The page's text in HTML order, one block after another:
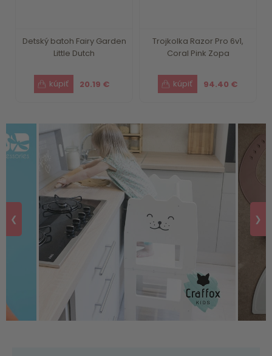
Detský batoh Fairy Garden
Little Dutch
20.19 €
Trojkolka Razor Pro 6v1,
Coral Pink Zopa
94.40 €
❮ ❯